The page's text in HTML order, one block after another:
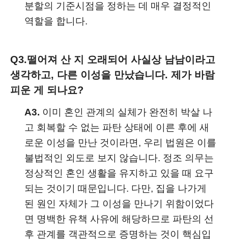
분할의 기준시점을 정하는 데 매우 결정적인
역할을 합니다.
Q3.떨어져 산 지 오래되어 사실상 남남이라고
생각하고, 다른 이성을 만났습니다. 제가 바람
피운 게 되나요?
A3. 이미 혼인 관계의 실체가 완전히 박살 나
고 회복할 수 없는 파탄 상태에 이른 후에 새
로운 이성을 만난 것이라면, 우리 법원은 이를
불법적인 외도로 보지 않습니다. 정조 의무는
정상적인 혼인 생활을 유지하고 있을 때 요구
되는 것이기 때문입니다. 다만, 집을 나가게
된 원인 자체가 그 이성을 만나기 위함이었다
면 명백한 유책 사유에 해당하므로 파탄의 선
후 관계를 객관적으로 증명하는 것이 핵심입